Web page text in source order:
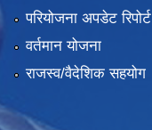
परियोजना अपडेट रिपोर्ट
वर्तमान योजना
राजस्व/वैदेशिक सहयोग